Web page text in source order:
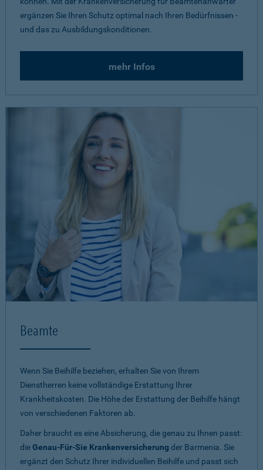
ergänzen Sie Ihren Schutz optimal nach Ihren Bedürfnissen -
und das zu Ausbildungskonditionen.
mehr Infos
Beamte
Wenn Sie Beihilfe beziehen, erhalten Sie von Ihrem
Dienstherren keine vollständige Erstattung Ihrer
Krankheitskosten. Die Höhe der Erstattung der Beihilfe hängt
von verschiedenen Faktoren ab.
Daher braucht es eine Absicherung, die genau zu Ihnen passt:
dieGenau-Für-Sie Krankenversicherung der Barmenia. Sie
ergänzt den Schutz Ihrer individuellen Beihilfe und passt sich